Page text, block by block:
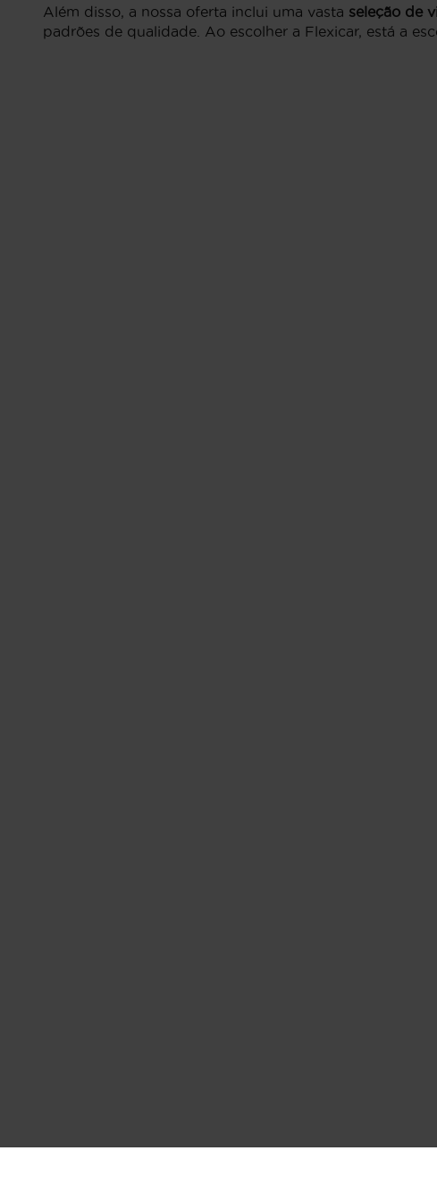
Além disso, a nossa oferta inclui uma vasta seleção de
padrões de qualidade. Ao escolher a Flexicar, está a